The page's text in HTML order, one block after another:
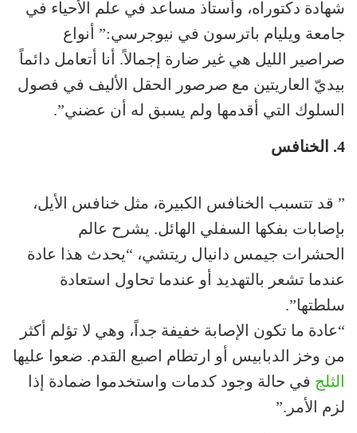
شهادة دكتوراه، وأستاذ مساعد في علم الأحياء في
جامعة ويليام باترسون في نيوجرسي:” أنواع
صراصير الليل هي غير ضارة إجمالاً. أنا أتعامل دائماً
بيديّ العاريتين مع صرصور الحقل الأليف في فصول
السلوك التي أقدمها ولم يسبق له أن عضني”.
4. الخنافس
” قد تتسبب الخنافس الكبيرة، مثل خنافس الأيل،
بإصابات بفكها السفلي الهائل. يشرح عالم
الحشرات جيمس دانيال ريتشي، “يحدث هذا عادة
عندما تشعر بالتهديد أو عندما تحاول استعادة
سلطتها”.
“عادة ما تكون الإصابة خفيفة جداً، وهي لا تؤلم أكثر
من وخز الدبابيس أو ارتطام اصبع القدم. ضعوا عليها
الثلج في حالة وجود كدمات واستخدموا ضمادة إذا
لزم الأمر.”